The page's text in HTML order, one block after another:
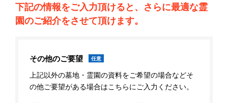
下記の情報をご入力頂けると、さらに最適な霊
園のご紹介をさせて頂けます。
その他のご要望 任意
上記以外の墓地・霊園の資料をご希望の場合などそ
の他ご要望がある場合はこちらにご入力ください。